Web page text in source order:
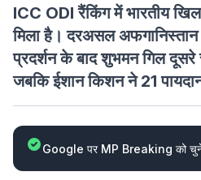
ICC ODI रैंकिंग में भारतीय
मिला है। दरअसल
प्रदर्शन के बाद शुभमन गिल
जबकि ईशान किशन ने 21
Google पर MP Breaking को